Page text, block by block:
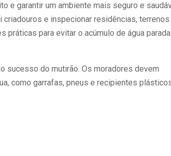
e garantir um ambiente mais seguro e
e inspecionar residências, terrenos
para evitar o acúmulo de água
sucesso do mutirão. Os moradores devem
como garrafas, pneus e recipientes